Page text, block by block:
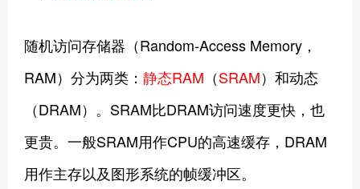
随机访问存储器（Random-Access Memory，
RAM）分为两类： 静态RAM （SRAM）和动态
（DRAM）。SRAM比DRAM访问速度更快，也
更贵。一般SRAM用作CPU的高速缓存，DRAM
用作主存以及图形系统的帧缓冲区。